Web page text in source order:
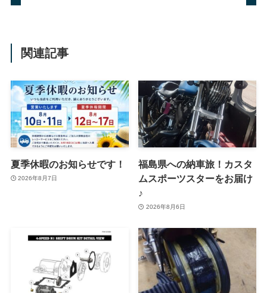
関連記事
夏季休暇のお知らせです！
2026年8月7日
福島県への納車旅！カスタ
ムスポーツスターをお届け
♪
2026年8月6日